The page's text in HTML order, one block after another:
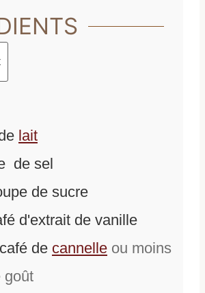
lait
de sel
de sucre
d'extrait de vanille
de cannelle ou moins
goût